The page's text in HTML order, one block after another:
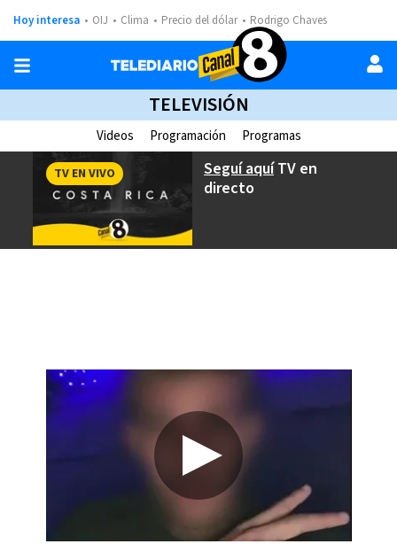
Hoy interesa OIJ Clima Precio del dólar Rodrigo Chaves
TELEVISIÓN
Videos Programación Programas
Seguí aquíTV en
directo
TV EN VIVO